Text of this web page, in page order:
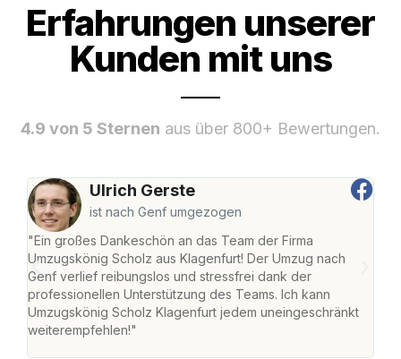
Erfahrungen unserer
Kunden mit uns
4.9 von 5 Sternen aus über 800+ Bewertungen.
Ulrich Gerste
ist nach Genf umgezogen
"Ein großes Dankeschön an das Team der Firma
Umzugskönig Scholz aus Klagenfurt! Der Umzug nach
Genf verlief reibungslos und stressfrei dank der
professionellen Unterstützung des Teams. Ich kann
Umzugskönig Scholz Klagenfurt jedem uneingeschränkt
weiterempfehlen!"